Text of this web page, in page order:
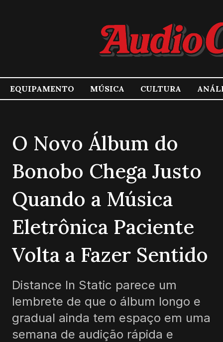
EQUIPAMENTO MÚSICA CULTURA
O Novo Álbum do
Bonobo Chega Justo
Quando a Música
Eletrônica Paciente
Volta a Fazer Sentido
Distance In Static parece um
lembrete de que o álbum longo e
gradual ainda tem espaço em uma
semana de audição rápida e